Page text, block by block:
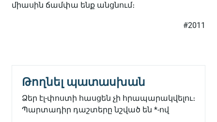
միասին ճամփա ենք անցնում։
#2011
Թողնել պատասխան
Ձեր էլ-փոստի հասցեն չի հրապարակվելու։
Պարտադիր դաշտերը նշված են *-ով